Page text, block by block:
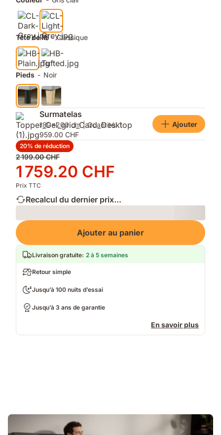
de
lit
rembourrée.
Housse
lavable.
8
pieds.
Matériel
de
montage
inclus.
Tête de lit - Classique
Pieds - Noir
Surmatelas
180x200 cm | Quantité: 1
959.00 CHF
Ajouter
20% de réduction
Prix
d'origine
2 199.00 CHF
2 199.00 CHF
Prix
1 759.20 CHF
1 759.20 CHF
Prix TTC
Recalcul du dernier prix...
Loading
Ajouter au panier
Livraison gratuite: 2 à 5 semaines
Retour simple
Jusqu’à 100 nuits d’essai
Jusqu’à 3 ans de garantie
En savoir plus